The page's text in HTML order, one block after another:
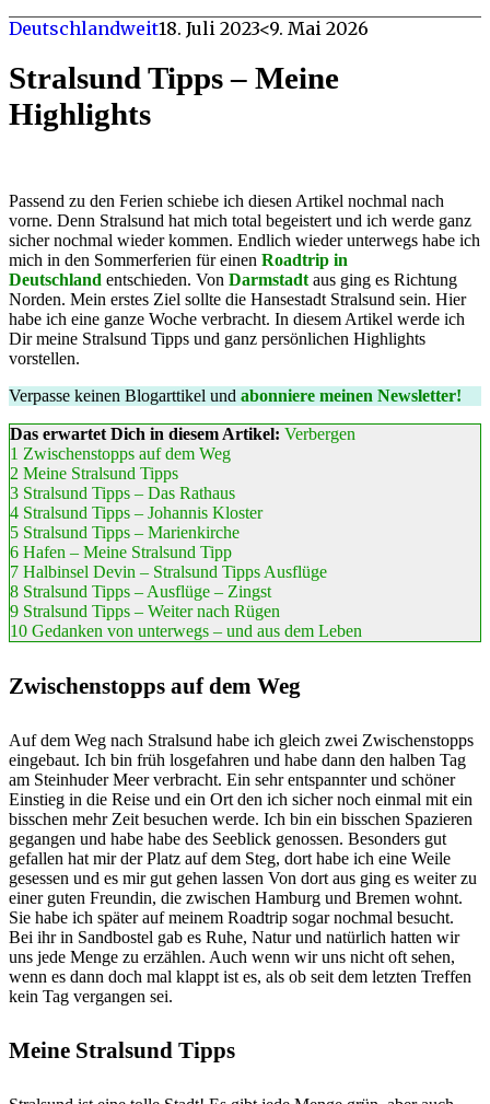
Deutschlandweit18. Juli 2023<9. Mai 2026
Stralsund Tipps – Meine
Highlights
Passend zu den Ferien schiebe ich diesen Artikel nochmal nach
vorne. Denn Stralsund hat mich total begeistert und ich werde ganz
sicher nochmal wieder kommen. Endlich wieder unterwegs habe ich
mich in den Sommerferien für einen Roadtrip in
Deutschland entschieden. Von Darmstadt aus ging es Richtung
Norden. Mein erstes Ziel sollte die Hansestadt Stralsund sein. Hier
habe ich eine ganze Woche verbracht. In diesem Artikel werde ich
Dir meine Stralsund Tipps und ganz persönlichen Highlights
vorstellen.
Verpasse keinen Blogarttikel und abonniere meinen Newsletter!
Das erwartet Dich in diesem Artikel: Verbergen
1 Zwischenstopps auf dem Weg
2 Meine Stralsund Tipps
3 Stralsund Tipps – Das Rathaus
4 Stralsund Tipps – Johannis Kloster
5 Stralsund Tipps – Marienkirche
6 Hafen – Meine Stralsund Tipp
7 Halbinsel Devin – Stralsund Tipps Ausflüge
8 Stralsund Tipps – Ausflüge – Zingst
9 Stralsund Tipps – Weiter nach Rügen
10 Gedanken von unterwegs – und aus dem Leben
Zwischenstopps auf dem Weg
Auf dem Weg nach Stralsund habe ich gleich zwei Zwischenstopps
eingebaut. Ich bin früh losgefahren und habe dann den halben Tag
am Steinhuder Meer verbracht. Ein sehr entspannter und schöner
Einstieg in die Reise und ein Ort den ich sicher noch einmal mit ein
bisschen mehr Zeit besuchen werde. Ich bin ein bisschen Spazieren
gegangen und habe habe des Seeblick genossen. Besonders gut
gefallen hat mir der Platz auf dem Steg, dort habe ich eine Weile
gesessen und es mir gut gehen lassen Von dort aus ging es weiter zu
einer guten Freundin, die zwischen Hamburg und Bremen wohnt.
Sie habe ich später auf meinem Roadtrip sogar nochmal besucht.
Bei ihr in Sandbostel gab es Ruhe, Natur und natürlich hatten wir
uns jede Menge zu erzählen. Auch wenn wir uns nicht oft sehen,
wenn es dann doch mal klappt ist es, als ob seit dem letzten Treffen
kein Tag vergangen sei.
Meine Stralsund Tipps